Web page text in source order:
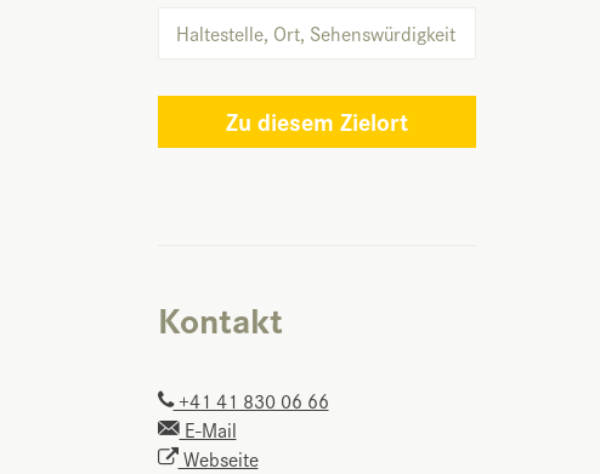
Zu diesem Zielort
Kontakt
+41 41 830 06 66
E-Mail
Webseite